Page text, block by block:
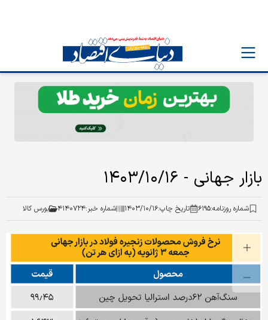
بازار جهانی - ۱۴۰۳/۱۰/۱۶
شماره روزنامه:۶۱۹۵ تاریخ چاپ:۱۴۰۳/۱۰/۱۶ شماره خبر:۴۱۴۰۷۲۴ بورس کالا